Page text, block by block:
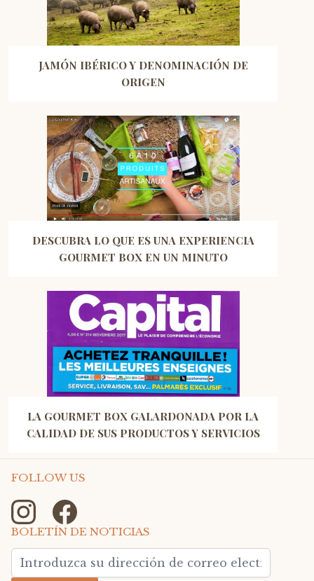
JAMÓN IBÉRICO Y DENOMINACIÓN DE
ORIGEN
DESCUBRA LO QUE ES UNA EXPERIENCIA
GOURMET BOX EN UN MINUTO
LA GOURMET BOX GALARDONADA POR LA
CALIDAD DE SUS PRODUCTOS Y SERVICIOS
FOLLOW US
BOLETÍN DE NOTICIAS
Dirección de email